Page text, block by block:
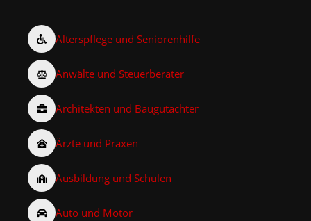
Alterspflege und Seniorenhilfe
Anwälte und Steuerberater
Architekten und Baugutachter
Ärzte und Praxen
Ausbildung und Schulen
Auto und Motor